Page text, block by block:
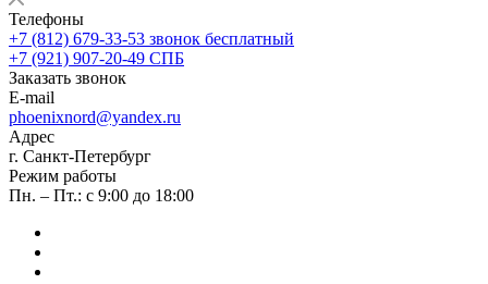
Телефоны
+7 (812) 679-33-53 звонок бесплатный
+7 (921) 907-20-49 СПБ
Заказать звонок
E-mail
phoenixnord@yandex.ru
Адрес
г. Санкт-Петербург
Режим работы
Пн. – Пт.: с 9:00 до 18:00